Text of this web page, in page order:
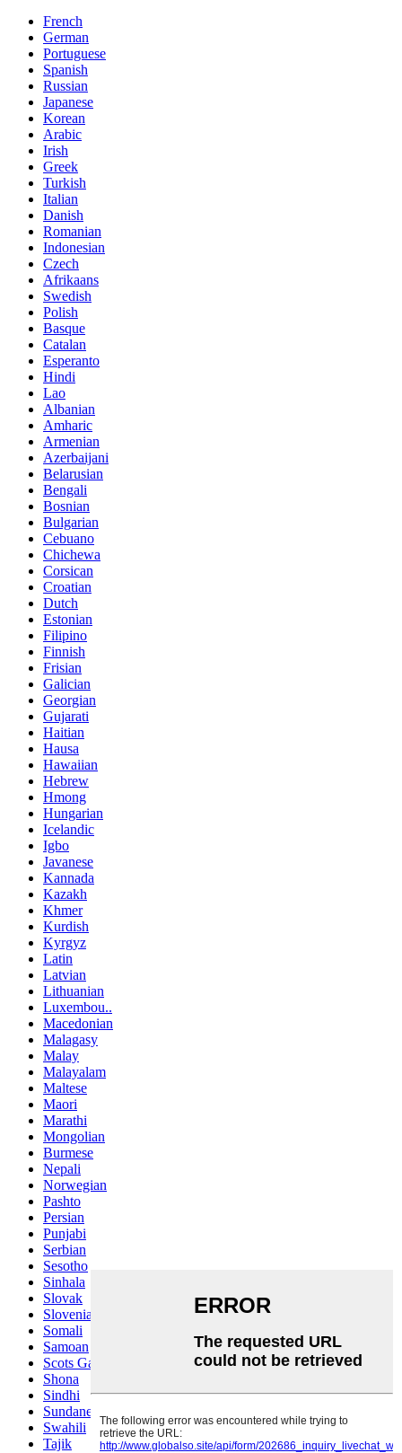
French
German
Portuguese
Spanish
Russian
Japanese
Korean
Arabic
Irish
Greek
Turkish
Italian
Danish
Romanian
Indonesian
Czech
Afrikaans
Swedish
Polish
Basque
Catalan
Esperanto
Hindi
Lao
Albanian
Amharic
Armenian
Azerbaijani
Belarusian
Bengali
Bosnian
Bulgarian
Cebuano
Chichewa
Corsican
Croatian
Dutch
Estonian
Filipino
Finnish
Frisian
Galician
Georgian
Gujarati
Haitian
Hausa
Hawaiian
Hebrew
Hmong
Hungarian
Icelandic
Igbo
Javanese
Kannada
Kazakh
Khmer
Kurdish
Kyrgyz
Latin
Latvian
Lithuanian
Luxembou..
Macedonian
Malagasy
Malay
Malayalam
Maltese
Maori
Marathi
Mongolian
Burmese
Nepali
Norwegian
Pashto
Persian
Punjabi
Serbian
Sesotho
Sinhala
Slovak
Slovenian
Somali
Samoan
Scots Gaelic
Shona
Sindhi
Sundanese
Swahili
Tajik